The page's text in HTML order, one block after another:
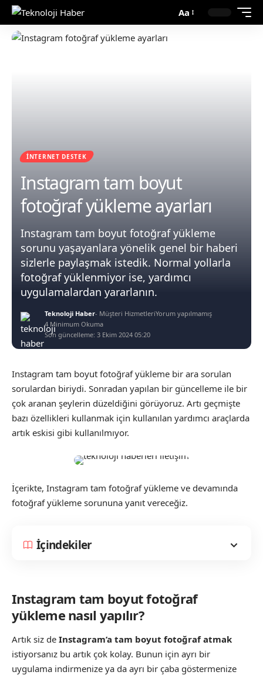
Aa
İNTERNET DESTEK
Instagram tam boyut
fotoğraf yükleme ayarları
Instagram tam boyut fotoğraf yükleme
sorunu yaşayanlara yönelik genel bir haberi
sizlerle paylaşmak istedik. Normal yollarla
fotoğraf yüklenmiyor ise, yardımcı
uygulamalardan yararlanın.
Son güncelleme: 3 Ekim 2024 05:20
Teknoloji Haber- Müşteri HizmetleriYorum yapılmamış
4 Minimum Okuma
Instagram tam boyut fotoğraf yükleme bir ara sorulan
sorulardan biriydi. Sonradan yapılan bir güncelleme ile bir
çok aranan şeylerin düzeldiğini görüyoruz. Artı geçmişte
bazı özellikleri kullanmak için kullanılan yardımcı araçlarda
artık eskisi gibi kullanılmıyor.
İçerikte, Instagram tam fotoğraf yükleme ve devamında
fotoğraf yükleme sorununa yanıt vereceğiz.
İçindekiler
Instagram tam boyut fotoğraf
yükleme nasıl yapılır?
Artık siz de Instagram’a tam boyut fotoğraf atmak
istiyorsanız bu artık çok kolay. Bunun için ayrı bir
uygulama indirmenize ya da ayrı bir çaba göstermenize